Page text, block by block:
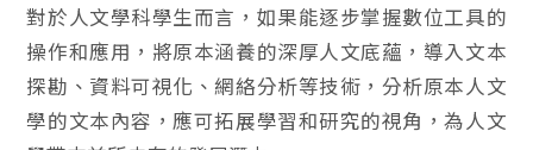
對於人文學科學生而言，如果能逐步掌握數位工具的
操作和應用，將原本涵養的深厚人文底蘊，導入文本
探勘、資料可視化、網絡分析等技術，分析原本人文
學的文本內容，應可拓展學習和研究的視角，為人文